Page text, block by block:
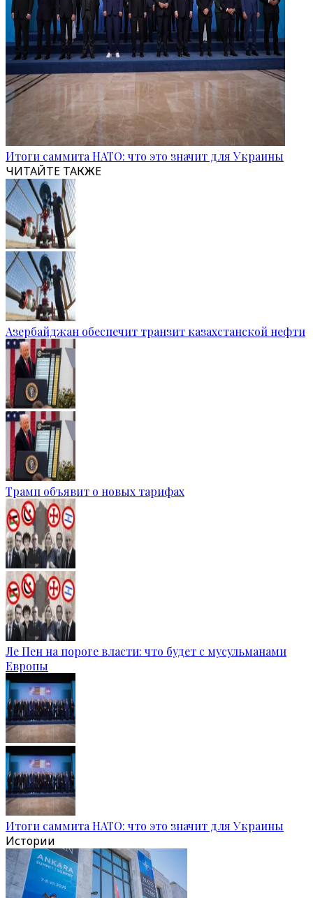
Итоги саммита НАТО: что это значит для Украины
ЧИТАЙТЕ ТАКЖЕ
Азербайджан обеспечит транзит казахстанской нефти
Трамп объявит о новых тарифах
Ле Пен на пороге власти: что будет с мусульманами
Европы
Итоги саммита НАТО: что это значит для Украины
Истории